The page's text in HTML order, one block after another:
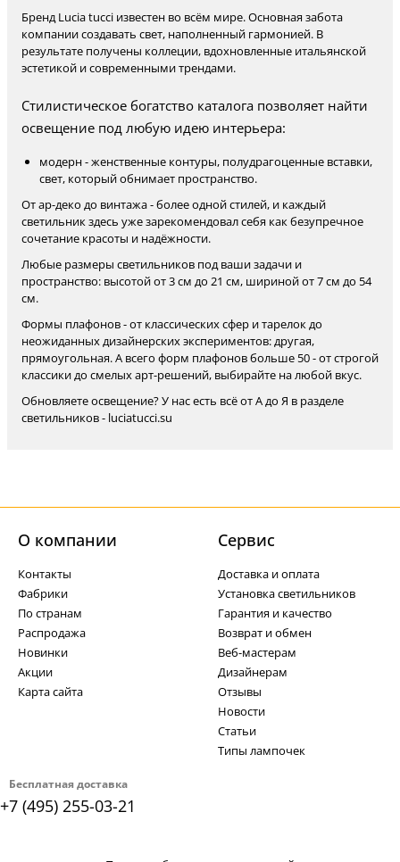
Бренд Lucia tucci известен во всём мире. Основная забота
компании создавать свет, наполненный гармонией. В
результате получены коллеции, вдохновленные итальянской
эстетикой и современными трендами.
Стилистическое богатство каталога позволяет найти
освещение под любую идею интерьера:
модерн - женственные контуры, полудрагоценные вставки,
свет, который обнимает пространство.
От ар-деко до винтажа - более одной стилей, и каждый
светильник здесь уже зарекомендовал себя как безупречное
сочетание красоты и надёжности.
Любые размеры светильников под ваши задачи и
пространство: высотой от 3 см до 21 см, шириной от 7 см до 54
см.
Формы плафонов - от классических сфер и тарелок до
неожиданных дизайнерских экспериментов: другая,
прямоугольная. А всего форм плафонов больше 50 - от строгой
классики до смелых арт-решений, выбирайте на любой вкус.
Обновляете освещение? У нас есть всё от А до Я в разделе
светильников - luciatucci.su
Бесплатная доставка
+7 (495) 255-03-21
О компании
Контакты
Фабрики
По странам
Распродажа
Новинки
Акции
Карта сайта
Cервис
Доставка и оплата
Установка светильников
Гарантия и качество
Возврат и обмен
Веб-мастерам
Дизайнерам
Отзывы
Новости
Статьи
Типы лампочек